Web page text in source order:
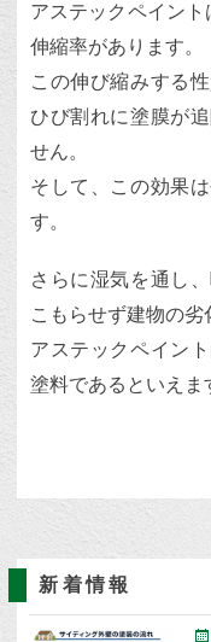
アステックペイン
伸縮率があります。
この伸び縮みする
ひび割れに塗膜が
せん。
そして、この効果
す。
さらに湿気を通し
こもらせず建物の劣
アステックペイン
塗料であるといえま
新着情報